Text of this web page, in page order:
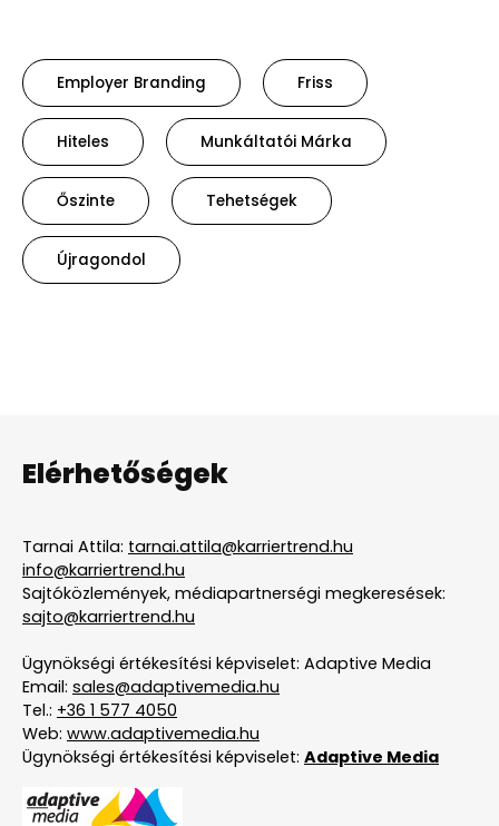
Employer Branding Friss
Hiteles Munkáltatói Márka
Őszinte Tehetségek
Újragondol
Elérhetőségek
Tarnai Attila: tarnai.attila@karriertrend.hu
info@karriertrend.hu
Sajtóközlemények, médiapartnerségi megkeresések:
sajto@karriertrend.hu
Ügynökségi értékesítési képviselet: Adaptive Media
Email: sales@adaptivemedia.hu
Tel.: +36 1 577 4050
Web: www.adaptivemedia.hu
Ügynökségi értékesítési képviselet: Adaptive Media